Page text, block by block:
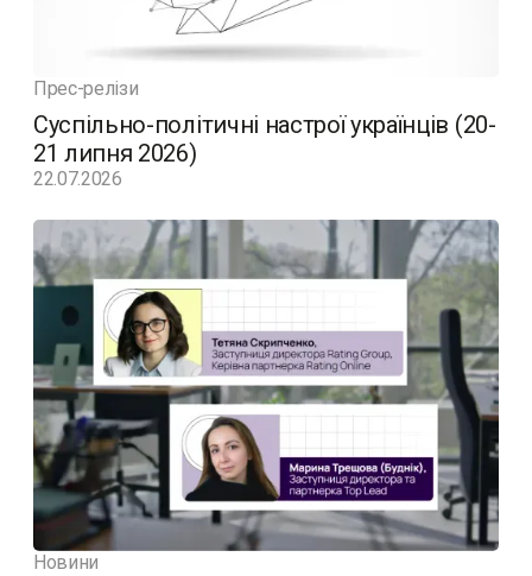
Прес-релізи
Суспільно-політичні настрої українців (20-
21 липня 2026)
22.07.2026
Новини